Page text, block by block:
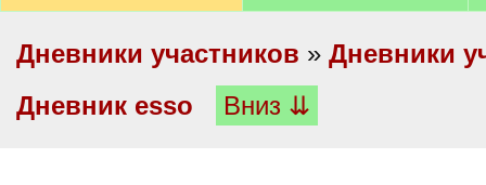
Дневники участников » Дневники
Дневник esso
Вниз ⇊